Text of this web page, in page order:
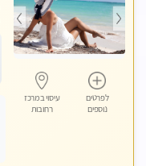
לפרטים
נוספים
עיסוי במרכז
רחובות